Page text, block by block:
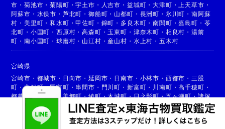
市 ・菊池市 ・菊陽町 ・宇土市 ・ 人吉市 ・ 益城町 ・大津町 ・ 上天草市 ・
阿蘇市 ・ 水俣市 ・ 芦北町 ・御船町 ・ 山都町 ・ 長洲町 ・ 氷川町 ・ 南阿蘇
村 ・美里町 ・和水町 ・甲佐町 ・ 錦町 ・ 多良木町 ・南関町 ・嘉島町 ・ 苓
北町 ・ 小国町 ・西原村 ・高森町 ・ 玉東町 ・ 津奈木町 ・ 相良村 ・ 湯前
町 ・南小国町 ・球磨村 ・ 山江村 ・ 産山村 ・ 水上村 ・ 五木村
宮崎県
宮崎市 ・ 都城市 ・ 日向市 ・延岡市 ・ 日南市 ・ 小林市 ・ 西都市 ・ 三股
町 ・高鍋町・国富町 ・ 串間市 ・ 門川町 ・ 新富町 ・ 川南町 ・高千穂町 ・
都農町
高原町 ・美郷町・綾町・木城町・日之影町・五ヶ瀬町・諸塚
椎葉村・ 西米良村